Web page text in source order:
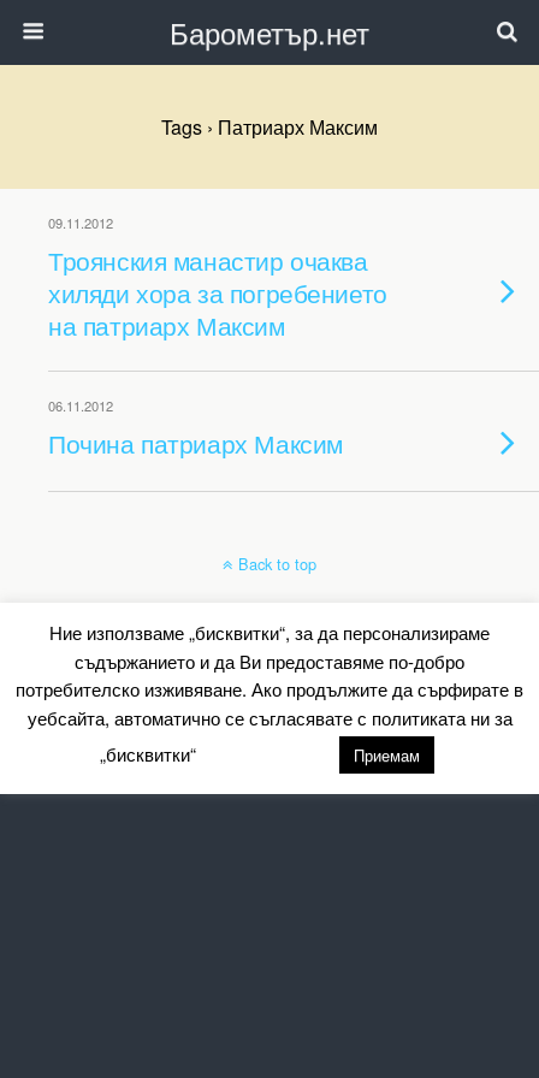
Барометър.нет
Tags › Патриарх Максим
09.11.2012
Троянския манастир очаква
хиляди хора за погребението
на патриарх Максим
06.11.2012
Почина патриарх Максим
Back to top
Mobile Desktop
All content Copyright Барометър.нет
Ние използваме „бисквитки“, за да персонализираме
съдържанието и да Ви предоставяме по-добро
потребителско изживяване. Ако продължите да сърфирате в
уебсайта, автоматично се съгласявате с политиката ни за
„бисквитки“
Приемам